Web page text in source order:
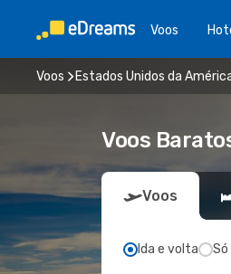
Voos
Voos Estados Unidos da
Voos
Voos
Ida e volta Só